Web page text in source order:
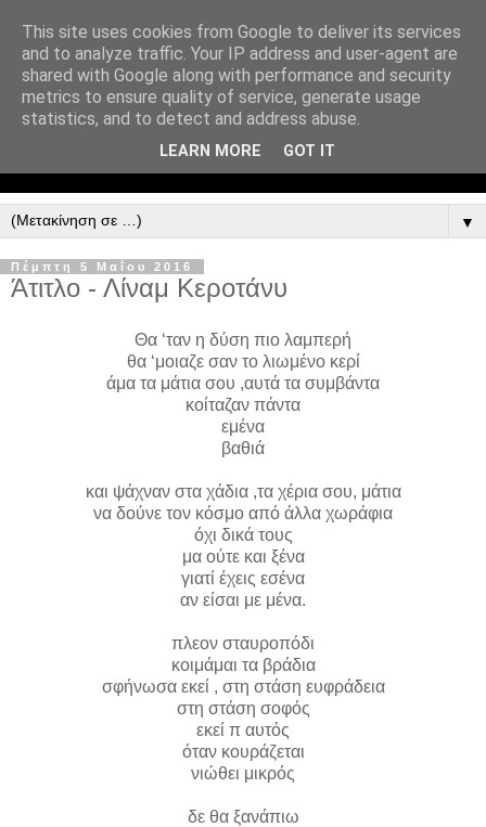
▼
Πέμπτη 5 Μαΐου 2016
Άτιτλο - Λίναμ Κεροτάνυ
Θα ‘ταν η δύση πιο λαμπερή
θα ‘μοιαζε σαν το λιωμένο κερί
άμα τα μάτια σου ,αυτά τα συμβάντα
κοίταζαν πάντα
εμένα
βαθιά
και ψάχναν στα χάδια ,τα χέρια σου, μάτια
να δούνε τον κόσμο από άλλα χωράφια
όχι δικά τους
μα ούτε και ξένα
γιατί έχεις εσένα
αν είσαι με μένα.
πλεον σταυροπόδι
κοιμάμαι τα βράδια
σφήνωσα εκεί , στη στάση ευφράδεια
στη στάση σοφός
εκεί π αυτός
όταν κουράζεται
νιώθει μικρός
δε θα ξανάπιω
This site uses cookies from Google to deliver its services
and to analyze traffic. Your IP address and user-agent are
shared with Google along with performance and security
metrics to ensure quality of service, generate usage
statistics, and to detect and address abuse.
LEARN MORE GOT IT